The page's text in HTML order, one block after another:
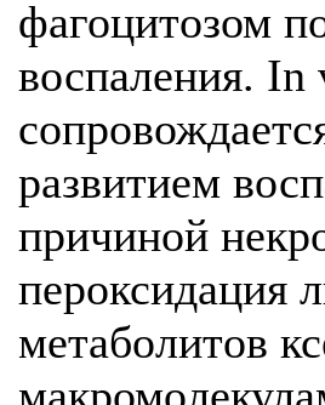
фагоцитозом
воспаления. In
развитием
причиной
пероксидация
метаболитов